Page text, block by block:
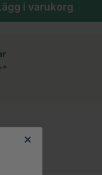
i varukorg